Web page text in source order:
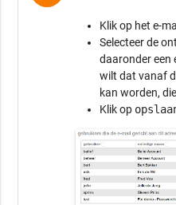
Klik op het e-
Selecteer de
daaronder een
wilt dat vanaf
kan worden,
Klik op